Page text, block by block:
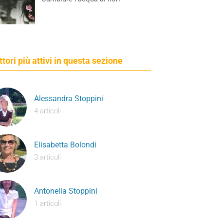
più attivi in questa sezione
Alessandra Stoppini
4 articoli
Elisabetta Bolondi
3 articoli
Antonella Stoppini
1 articoli